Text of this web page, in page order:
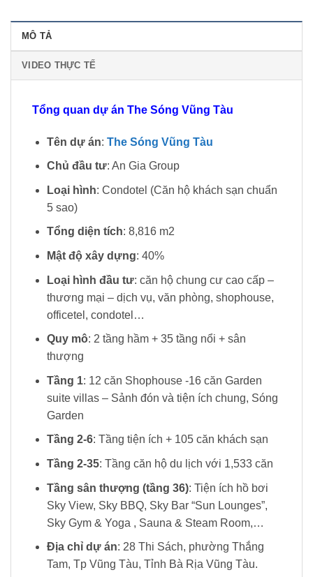
MÔ TẢ
VIDEO THỰC TẾ
Tổng quan dự án The Sóng Vũng Tàu
Tên dự án: The Sóng Vũng Tàu
Chủ đầu tư: An Gia Group
Loại hình: Condotel (Căn hộ khách sạn chuẩn
5 sao)
Tổng diện tích: 8,816 m2
Mật độ xây dựng: 40%
Loại hình đầu tư: căn hộ chung cư cao cấp –
thương mại – dịch vụ, văn phòng, shophouse,
officetel, condotel…
Quy mô: 2 tầng hầm + 35 tầng nổi + sân
thượng
Tầng 1: 12 căn Shophouse -16 căn Garden
suite villas – Sảnh đón và tiện ích chung, Sóng
Garden
Tầng 2-6: Tầng tiện ích + 105 căn khách sạn
Tầng 2-35: Tầng căn hộ du lịch với 1,533 căn
Tầng sân thượng (tầng 36): Tiện ích hồ bơi
Sky View, Sky BBQ, Sky Bar “Sun Lounges”,
Sky Gym & Yoga , Sauna & Steam Room,…
Địa chỉ dự án: 28 Thi Sách, phường Thắng
Tam, Tp Vũng Tàu, Tỉnh Bà Rịa Vũng Tàu.